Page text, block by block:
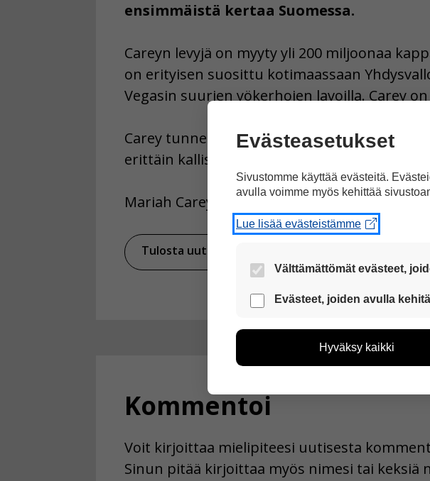
ensimmäistä kertaa Suomessa.
Careyn levyjä on myyty yli 200 miljoonaa
on erityisen suosittu kotimaassaan
Vegasin suurien yökerhojen lavoilla. Carey
Carey tunnetaan vaativasta eli
erittäin kallista.
Mariah Carey esiintyy Sweet Sweet Fantasy
Tulosta uutinen
tuettuna
Kommentoi
Voit kirjoittaa mielipiteesi uutisesta
Sinun pitää kirjoittaa myös nimesi tai keksiä
Evästeasetukset
Sivustomme käyttää evästeitä.
avulla voimme myös kehittää
Lue lisää evästeistämme
Välttämättömät evästeet,
Nämä evästeet ovat aina
Evästeet, joiden avulla
voimme kehittää sivustoamme
esimerkiksi kävijämääristä ja siitä,
kuitenkaan kerää henkilötietoja
Voit valita, hyväksytkö näiden
Hyväksy kaikki